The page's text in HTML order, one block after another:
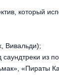
который
Вивальди);
из
«Пираты